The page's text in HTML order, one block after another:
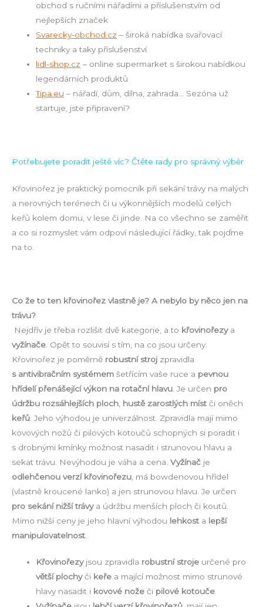
obchod s ručními nářadími a příslušenstvím od
nejlepších značek
Svarecky-obchod.cz – široká nabídka svařovací
techniky a taky příslušenství
lidl-shop.cz – online supermarket s širokou nabídkou
legendárních produktů
Tipa.eu – nářadí, dům, dílna, zahrada… Sezóna už
startuje, jste připravení?
Potřebujete poradit ještě víc? Čtěte rady pro správný výběr
Křovinořez je praktický pomocník při sekání trávy na malých
a nerovných terénech či u výkonnějších modelů celých
keřů kolem domu, v lese či jinde. Na co všechno se zaměřit
a co si rozmyslet vám odpoví následující řádky, tak pojďme
na to.
Co že to ten křovinořez vlastně je? A nebylo by něco jen na
trávu?
Nejdřív je třeba rozlišit dvě kategorie, a to křovinořezya
vyžínače . Opět to souvisí s tím, na co jsou určeny.
Křovinořez je poměrně robustní stroj zpravidla
s antivibračním systémem šetřícím vaše ruce a pevnou
hřídelí přenášející výkon na rotační hlavu . Je určen pro
údržbu rozsáhlejších ploch hustě zarostlých míst či oněch
keřů . Jeho výhodou je univerzálnost. Zpravidla mají mimo
kovových nožů či pilových kotoučů schopných si poradit i
s drobnými kmínky možnost nasadit i strunovou hlavu a
sekat trávu. Nevýhodou je váha a cena. Vyžínač je
odlehčenou verzí křovinořezu , má bowdenovou hřídel
(vlastně kroucené lanko) a jen strunovou hlavu. Je určen
pro sekání nižší trávya údržbu menších ploch či koutů.
Mimo nižší ceny je jeho hlavní výhodou lehkost a lepší
manipulovatelnost
Křovinořezyjsou zpravidla robustní stroje určené pro
větší plochyči keře a mající možnost mimo strunové
hlavy nasadit i kovové nože či pilové kotouče